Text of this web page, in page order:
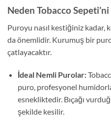
Neden Tobacco
Puroyu nasıl kestiğiniz kadar,
da önemlidir. Kurumuş bir
çatlayacaktır.
İdeal Nemli Purolar:
puro, profesyonel
esnekliktedir. Bıçağı
şekilde kesilir.